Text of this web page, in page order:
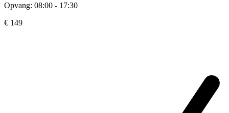
Opvang: 08:00 - 17:30
€ 149